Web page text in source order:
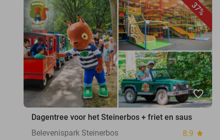
37%
favorite_border
Dagentree voor het Steinerbos + friet en saus
Belevenispark Steinerbos
8.9 star